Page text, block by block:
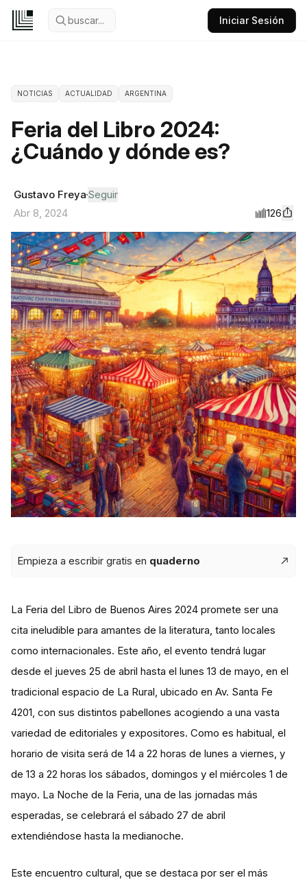
buscar... Iniciar Sesión
NOTICIAS ACTUALIDAD ARGENTINA
Feria del Libro 2024:
¿Cuándo y dónde es?
Gustavo Freya Seguir
Abr 8, 2024
126
Empieza a escribir gratis en quaderno
La Feria del Libro de Buenos Aires 2024 promete ser una
cita ineludible para amantes de la literatura, tanto locales
como internacionales. Este año, el evento tendrá lugar
desde el jueves 25 de abril hasta el lunes 13 de mayo, en el
tradicional espacio de La Rural, ubicado en Av. Santa Fe
4201, con sus distintos pabellones acogiendo a una vasta
variedad de editoriales y expositores. Como es habitual, el
horario de visita será de 14 a 22 horas de lunes a viernes, y
de 13 a 22 horas los sábados, domingos y el miércoles 1 de
mayo. La Noche de la Feria, una de las jornadas más
esperadas, se celebrará el sábado 27 de abril
extendiéndose hasta la medianoche​​.
Este encuentro cultural, que se destaca por ser el más